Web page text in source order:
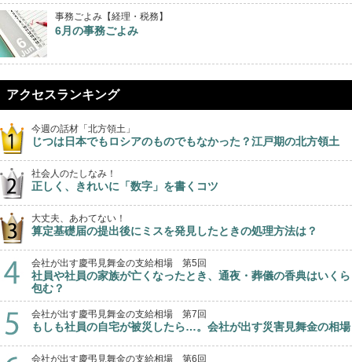
事務ごよみ【経理・税務】
6月の事務ごよみ
アクセスランキング
今週の話材「北方領土」
じつは日本でもロシアのものでもなかった？江戸期の北方領土
社会人のたしなみ！
正しく、きれいに「数字」を書くコツ
大丈夫、あわてない！
算定基礎届の提出後にミスを発見したときの処理方法は？
会社が出す慶弔見舞金の支給相場 第5回
社員や社員の家族が亡くなったとき、通夜・葬儀の香典はいくら
包む？
会社が出す慶弔見舞金の支給相場 第7回
もしも社員の自宅が被災したら…。会社が出す災害見舞金の相場
会社が出す慶弔見舞金の支給相場 第6回